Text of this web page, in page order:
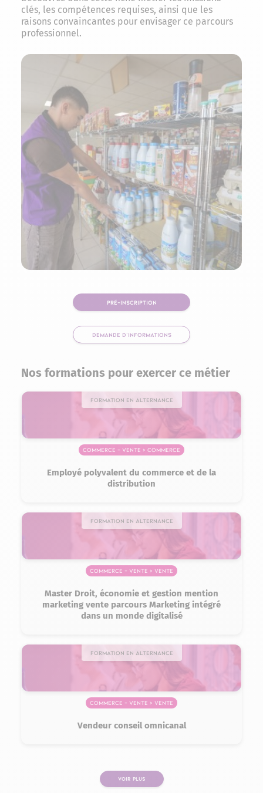
clés, les compétences requises, ainsi que les
raisons convaincantes pour envisager ce parcours
professionnel.
PRÉ-INSCRIPTION
DEMANDE D'INFORMATIONS
Nos formations pour exercer ce métier
Formation en alternance
Commerce – Vente > Commerce
Employé polyvalent du commerce et de la
distribution
Formation en alternance
Commerce – Vente > Vente
Master Droit, économie et gestion mention
marketing vente parcours Marketing intégré
dans un monde digitalisé
Formation en alternance
Commerce – Vente > Vente
Vendeur conseil omnicanal
VOIR PLUS